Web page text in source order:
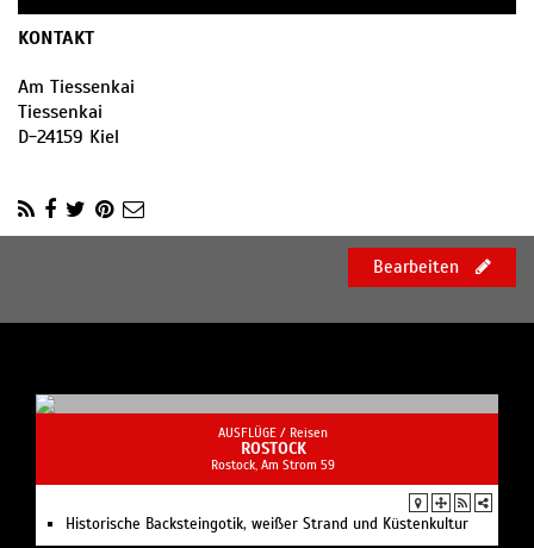
KONTAKT
Am Tiessenkai
Tiessenkai
D-24159 Kiel
Bearbeiten
AUSFLÜGE / Reisen
ROSTOCK
Rostock, Am Strom 59
Historische Backsteingotik, weißer Strand und Küstenkultur